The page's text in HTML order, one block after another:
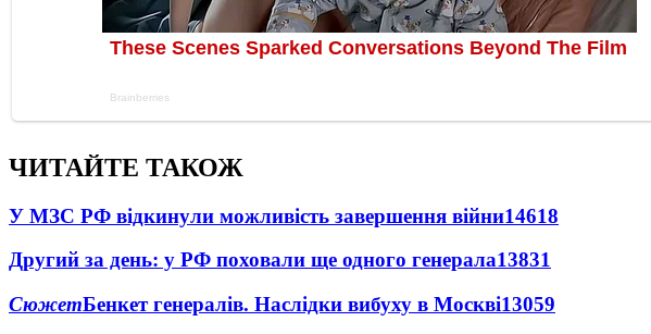
ЧИТАЙТЕ ТАКОЖ
У МЗС РФ відкинули можливість завершення війни14618
Другий за день: у РФ поховали ще одного генерала13831
СюжетБенкет генералів. Наслідки вибуху в Москві13059